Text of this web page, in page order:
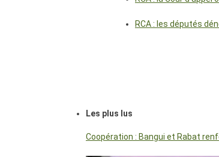
RCA : les députés
Les plus lus
Coopération : Bangui et Rabat